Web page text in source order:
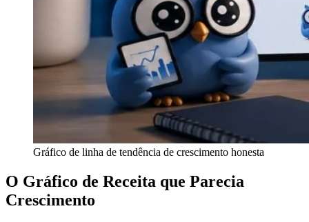
Gráfico de linha de tendência de crescimento honesta
O Gráfico de Receita que Parecia
Crescimento